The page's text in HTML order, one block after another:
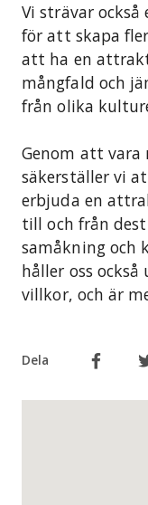
Vi strävar
för att skapa
att ha en
mångfald och
från olika
Genom att
säkerställer vi
erbjuda en
till och från
samåkning och
håller oss
villkor, och är
Dela